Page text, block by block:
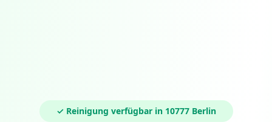
✓ Reinigung verfügbar in 10777 Berlin